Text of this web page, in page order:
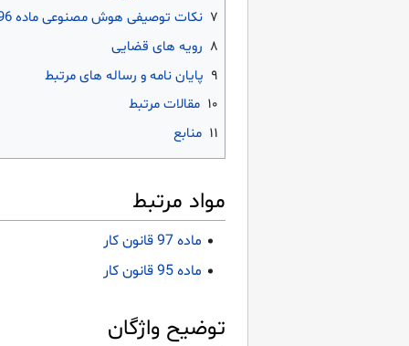
۷ نکات توصیفی هوش مصنوعی ماده 96 قانون کار
۸ رویه های قضایی
۹ پایان نامه و رساله های مرتبط
۱۰ مقالات مرتبط
۱۱ منابع
مواد مرتبط
ماده 97 قانون کار
ماده 95 قانون کار
توضیح واژگان